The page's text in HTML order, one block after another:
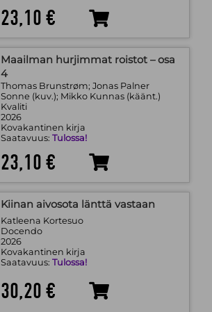
23,10 €
Maailman hurjimmat roistot – osa
4
Thomas Brunstrøm; Jonas Palner
Sonne (kuv.); Mikko Kunnas (käänt.)
Kvaliti
2026
Kovakantinen kirja
Saatavuus: Tulossa!
23,10 €
Kiinan aivosota länttä vastaan
Katleena Kortesuo
Docendo
2026
Kovakantinen kirja
Saatavuus: Tulossa!
30,20 €